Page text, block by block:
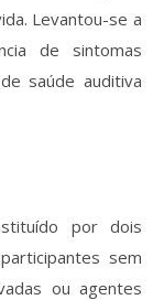
Levantou-se a
de sintomas
saúde auditiva
por dois
sem
ou agentes